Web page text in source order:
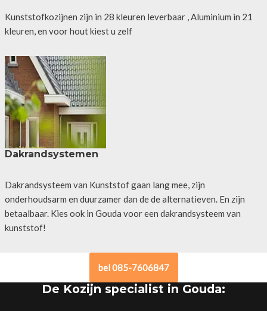
Kunststofkozijnen zijn in 28 kleuren leverbaar , Aluminium in 21
kleuren, en voor hout kiest u zelf
Dakrandsystemen
Dakrandsysteem van Kunststof gaan lang mee, zijn
onderhoudsarm en duurzamer dan de de alternatieven. En zijn
betaalbaar. Kies ook in Gouda voor een dakrandsysteem van
kunststof!
bel 085-7606847
De Kozijn specialist in Gouda: